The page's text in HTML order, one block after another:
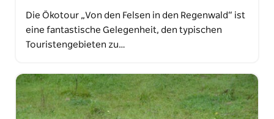
Die Ökotour „Von den Felsen in den Regenwald“ ist
eine fantastische Gelegenheit, den typischen
Touristengebieten zu…